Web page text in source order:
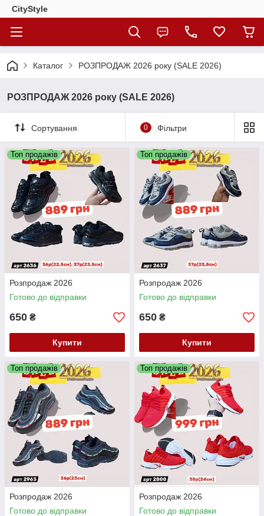
CityStylе
Каталог РОЗПРОДАЖ 2026 року (SALE 2026)
РОЗПРОДАЖ 2026 року (SALE 2026)
Сортування 0 Фільтри
Топ продажів
Розпродаж 2026
Готово до відправки
650 ₴
Купити
Топ продажів
Розпродаж 2026
Готово до відправки
650 ₴
Купити
Топ продажів
Розпродаж 2026
Готово до відправки
Топ продажів
Розпродаж 2026
Готово до відправки